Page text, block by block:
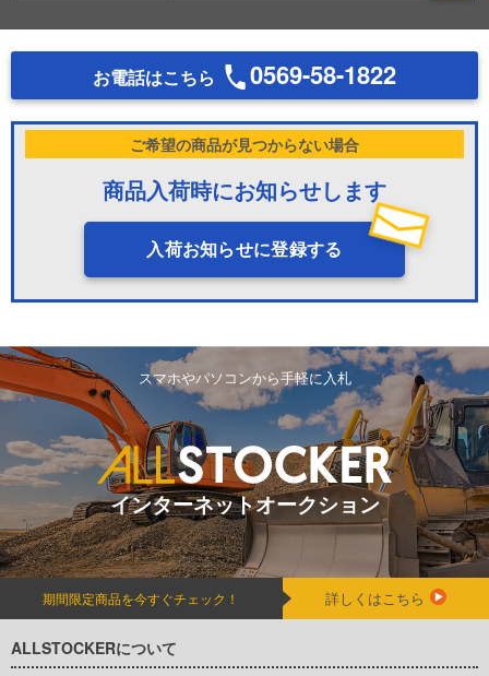
お電話はこちら 0569-58-1822
ご希望の商品が見つからない場合
商品入荷時にお知らせします
入荷お知らせに登録する
スマホやパソコンから手軽に入札
インターネットオークション
期間限定商品を今すぐチェック！ 詳しくはこちら
ALLSTOCKERについて